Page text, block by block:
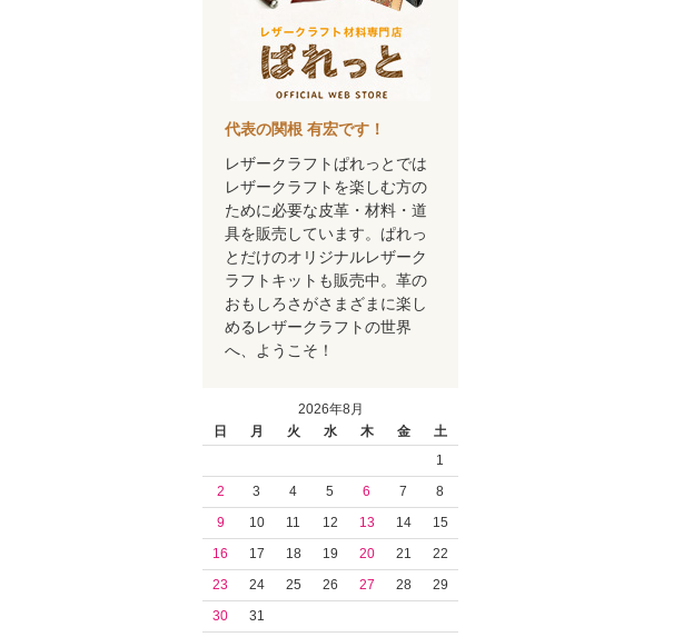
代表の関根 有宏です！
レザークラフトぱれっとでは
レザークラフトを楽しむ方の
ために必要な皮革・材料・道
具を販売しています。ぱれっ
とだけのオリジナルレザーク
ラフトキットも販売中。革の
おもしろさがさまざまに楽し
めるレザークラフトの世界
へ、ようこそ！
2026年8月
日
月 火 水 木 金
土
1
2
3 4 5 6 7
8
9
10 11 12 13 14
15
16
17 18 19 20 21
22
23
24 25 26 27 28
29
30
31